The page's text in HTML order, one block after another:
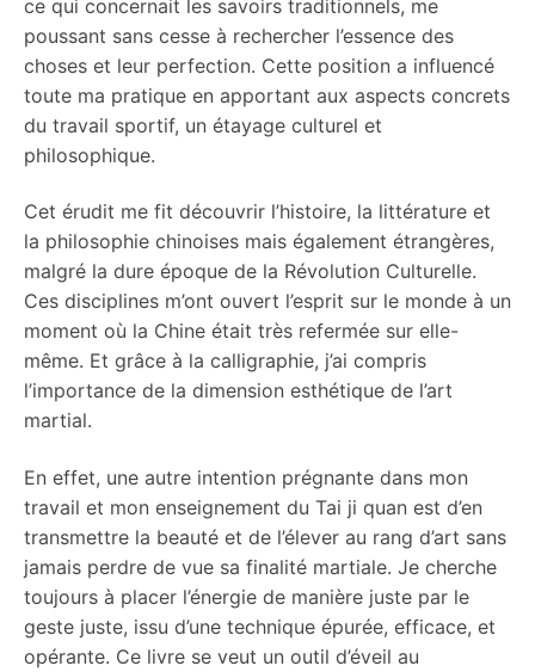
ce qui concernait les savoirs traditionnels, me
poussant sans cesse à rechercher l’essence des
choses et leur perfection. Cette position a influencé
toute ma pratique en apportant aux aspects concrets
du travail sportif, un étayage culturel et
philosophique.
Cet érudit me fit découvrir l’histoire, la littérature et
la philosophie chinoises mais également étrangères,
malgré la dure époque de la Révolution Culturelle.
Ces disciplines m’ont ouvert l’esprit sur le monde à un
moment où la Chine était très refermée sur elle-
même. Et grâce à la calligraphie, j’ai compris
l’importance de la dimension esthétique de l’art
martial.
En effet, une autre intention prégnante dans mon
travail et mon enseignement du Tai ji quan est d’en
transmettre la beauté et de l’élever au rang d’art sans
jamais perdre de vue sa finalité martiale. Je cherche
toujours à placer l’énergie de manière juste par le
geste juste, issu d’une technique épurée, efficace, et
opérante. Ce livre se veut un outil d’éveil au